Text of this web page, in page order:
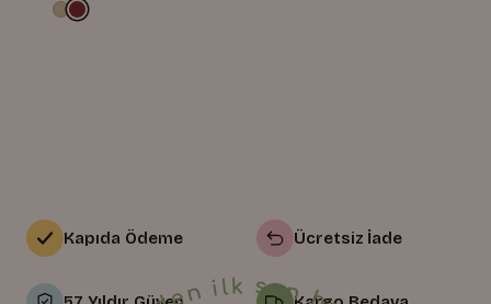
Kapıda Ödeme Ücretsiz İade